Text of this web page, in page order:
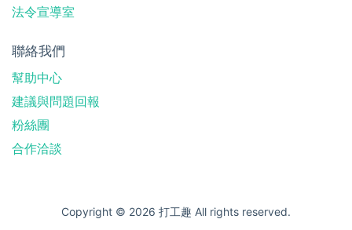
法令宣導室
聯絡我們
幫助中心
建議與問題回報
粉絲團
合作洽談
Copyright © 2026 打工趣 All rights reserved.